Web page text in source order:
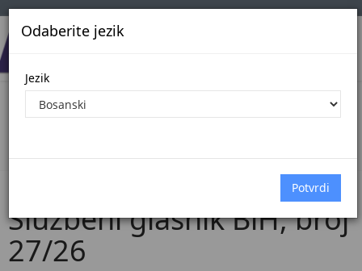
Odaberite jezik
Jezik
Pregled Dokumenata| Broj 27/26
Službeni glasnik BiH, broj
27/26